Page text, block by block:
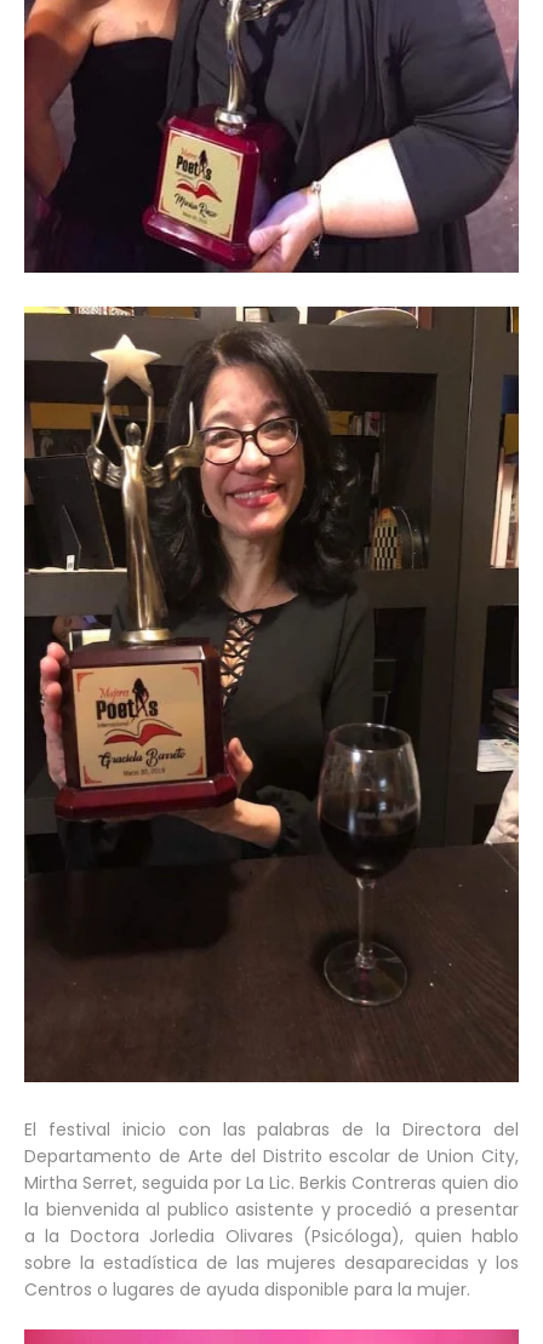
El festival inicio con las palabras de la Directora del
Departamento de Arte del Distrito escolar de Union City,
Mirtha Serret, seguida por La Lic. Berkis Contreras quien dio
la bienvenida al publico asistente y procedió a presentar
a la Doctora Jorledia Olivares (Psicóloga), quien hablo
sobre la estadística de las mujeres desaparecidas y los
Centros o lugares de ayuda disponible para la mujer.